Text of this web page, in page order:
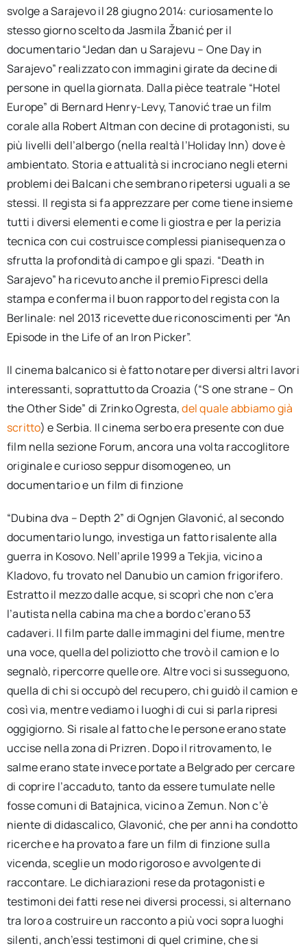
svolge a Sarajevo il 28 giugno 2014: curiosamente lo
stesso giorno scelto da Jasmila Žbanić per il
documentario “Jedan dan u Sarajevu – One Day in
Sarajevo” realizzato con immagini girate da decine di
persone in quella giornata. Dalla pièce teatrale “Hotel
Europe” di Bernard Henry-Levy, Tanović trae un film
corale alla Robert Altman con decine di protagonisti, su
più livelli dell’albergo (nella realtà l’Holiday Inn) dove è
ambientato. Storia e attualità si incrociano negli eterni
problemi dei Balcani che sembrano ripetersi uguali a se
stessi. Il regista si fa apprezzare per come tiene insieme
tutti i diversi elementi e come li giostra e per la perizia
tecnica con cui costruisce complessi pianisequenza o
sfrutta la profondità di campo e gli spazi. “Death in
Sarajevo” ha ricevuto anche il premio Fipresci della
stampa e conferma il buon rapporto del regista con la
Berlinale: nel 2013 ricevette due riconoscimenti per “An
Episode in the Life of an Iron Picker”.
Il cinema balcanico si è fatto notare per diversi altri lavori
interessanti, soprattutto da Croazia (“S one strane – On
the Other Side” di Zrinko Ogresta,del quale abbiamo già
scritto) e Serbia. Il cinema serbo era presente con due
film nella sezione Forum, ancora una volta raccoglitore
originale e curioso seppur disomogeneo, un
documentario e un film di finzione
“Dubina dva – Depth 2” di Ognjen Glavonić, al secondo
documentario lungo, investiga un fatto risalente alla
guerra in Kosovo. Nell’aprile 1999 a Tekjia, vicino a
Kladovo, fu trovato nel Danubio un camion frigorifero.
Estratto il mezzo dalle acque, si scoprì che non c’era
l’autista nella cabina ma che a bordo c’erano 53
cadaveri. Il film parte dalle immagini del fiume, mentre
una voce, quella del poliziotto che trovò il camion e lo
segnalò, ripercorre quelle ore. Altre voci si susseguono,
quella di chi si occupò del recupero, chi guidò il camion e
così via, mentre vediamo i luoghi di cui si parla ripresi
oggigiorno. Si risale al fatto che le persone erano state
uccise nella zona di Prizren. Dopo il ritrovamento, le
salme erano state invece portate a Belgrado per cercare
di coprire l’accaduto, tanto da essere tumulate nelle
fosse comuni di Batajnica, vicino a Zemun. Non c’è
niente di didascalico, Glavonić, che per anni ha condotto
ricerche e ha provato a fare un film di finzione sulla
vicenda, sceglie un modo rigoroso e avvolgente di
raccontare. Le dichiarazioni rese da protagonisti e
testimoni dei fatti rese nei diversi processi, si alternano
tra loro a costruire un racconto a più voci sopra luoghi
silenti, anch’essi testimoni di quel crimine, che si